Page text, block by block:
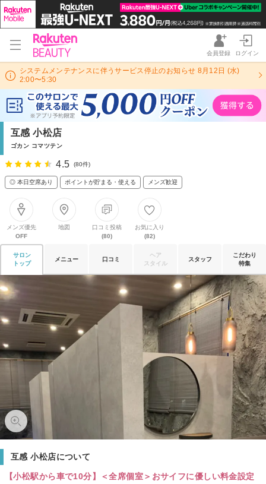
会員登録 ログイン
システムメンテナンスに伴うサービス停止のお知らせ 8月12日 (水)
2:00〜5:30
互感 小松店
ゴカン コマツテン
4.5 (80件)
◎ 本日空席あり ポイントが貯まる・使える メンズ歓迎
メンズ優先
OFF
地図
口コミ投稿
(80)
お気に入り
(82)
サロン
トップ
メニュー 口コミ
ヘア
スタイル
スタッフ
こだわり
特集
互感 小松店について
【小松駅から車で10分】＜全席個室＞おサイフに優しい料金設定